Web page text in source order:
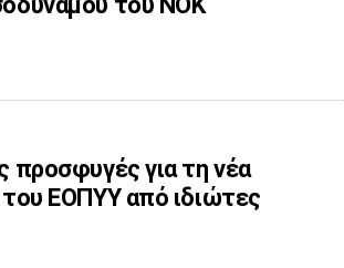
προσφυγές για τη νέα
του ΕΟΠΥΥ από ιδιώτες